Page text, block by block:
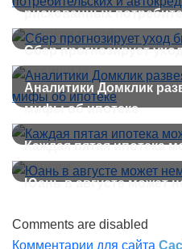
рискованных
автокредитов
Сбер прогнозирует
наличные
Аналитики Домклик
мифы об ипотеке
Каждая пятая ипотека
пенсии
Юань в августе может
Comments are disabled
Комментарии для сайта